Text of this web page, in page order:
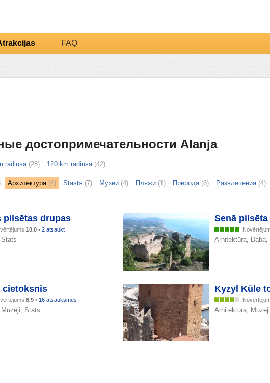
FAQ
достопримечательности Alanja
rādiusā(28) 120 km rādiusā(42)
Архитектура(4) Stāsts (7) Музеи(4) Пляжи(1) Природа(6) Развлечения(4)
pilsētas drupas
10.0• 2 atsaukt
Senā
Arhitektūra, Daba,
cietoksnis
8.9• 16 atsauksmes
Stats
Kyzyl Kūle
Arhitektūra,